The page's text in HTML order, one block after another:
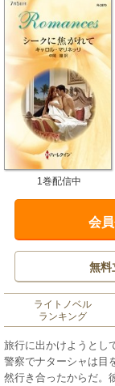
1巻配信中
会
無料
ライトノベル
ランキング
旅行に出かけようとし
警察でナターシャは目
然行き合ったからだ。